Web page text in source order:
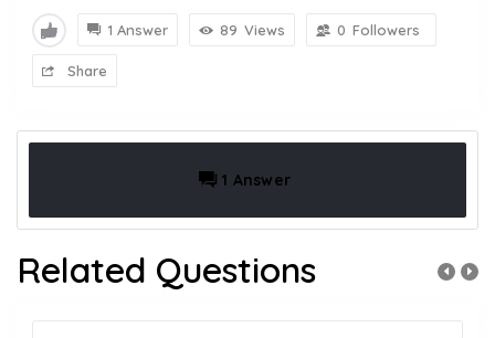
1 Answer 89 Views 0 Followers
Share
1 Answer
Related Questions